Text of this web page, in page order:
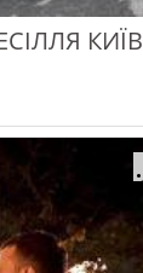
КИЇВ